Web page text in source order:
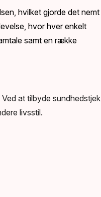
hvilket gjorde det nemt
hvor hver enkelt
samt en række
at tilbyde sundhedstjek
livsstil.